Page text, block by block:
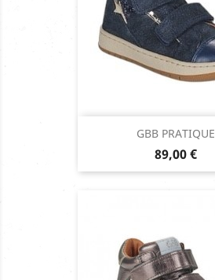
GBB PRATIQUE
Prix
89,00 €